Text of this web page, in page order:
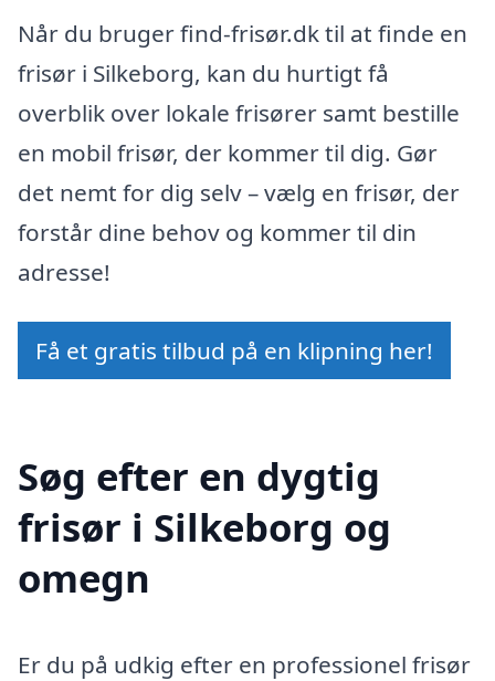
Når du bruger find-frisør.dk til at finde en
frisør i Silkeborg, kan du hurtigt få
overblik over lokale frisører samt bestille
en mobil frisør, der kommer til dig. Gør
det nemt for dig selv – vælg en frisør, der
forstår dine behov og kommer til din
adresse!
Få et gratis tilbud på en klipning her!
Søg efter en dygtig
frisør i Silkeborg og
omegn
Er du på udkig efter en professionel frisør